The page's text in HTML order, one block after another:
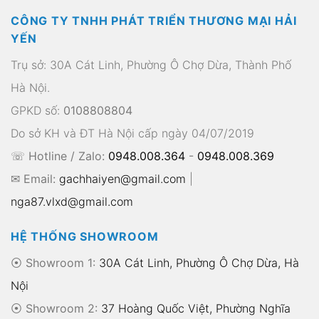
CÔNG TY TNHH PHÁT TRIỂN THƯƠNG MẠI HẢI
YẾN
Trụ sở: 30A Cát Linh, Phường Ô Chợ Dừa, Thành Phố
Hà Nội.
GPKD số: 0108808804
Do sở KH và ĐT Hà Nội cấp ngày 04/07/2019
☏ Hotline / Zalo: 0948.008.364 - 0948.008.369
✉ Email: gachhaiyen@gmail.com
nga87.vlxd@gmail.com
HỆ THỐNG SHOWROOM
⦿ Showroom 1: 30A Cát Linh, Phường Ô Chợ Dừa, Hà
Nội
⦿ Showroom 2: 37 Hoàng Quốc Việt, Phường Nghĩa